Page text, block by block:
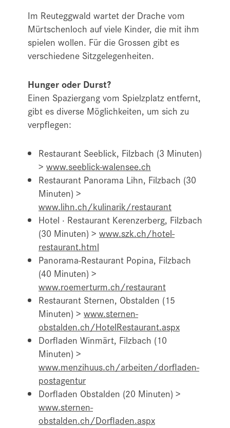
Im Reuteggwald wartet der Drache vom
Mürtschenloch auf viele Kinder, die mit ihm
spielen wollen. Für die Grossen gibt es
verschiedene Sitzgelegenheiten.
Hunger oder Durst?
Einen Spaziergang vom Spielzplatz entfernt,
gibt es diverse Möglichkeiten, um sich zu
verpflegen:
Restaurant Seeblick, Filzbach (3 Minuten)
> www.seeblick-walensee.ch
Restaurant Panorama Lihn, Filzbach (30
Minuten) >
www.lihn.ch/kulinarik/restaurant
Hotel · Restaurant Kerenzerberg, Filzbach
(30 Minuten) > www.szk.ch/hotel-
restaurant.html
Panorama-Restaurant Popina, Filzbach
(40 Minuten) >
www.roemerturm.ch/restaurant
Restaurant Sternen, Obstalden (15
Minuten) > www.sternen-
obstalden.ch/HotelRestaurant.aspx
Dorfladen Winmärt, Filzbach (10
Minuten) >
www.menzihuus.ch/arbeiten/dorfladen-
postagentur
Dorfladen Obstalden (20 Minuten) >
www.sternen-
obstalden.ch/Dorfladen.aspx